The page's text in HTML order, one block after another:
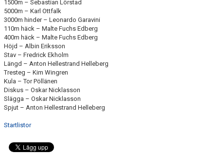
1500m – Sebastian Lörstad
5000m – Karl Ottfalk
3000m hinder – Leonardo Garavini
110m häck – Malte Fuchs Edberg
400m häck – Malte Fuchs Edberg
Höjd – Albin Eriksson
Stav – Fredrick Ekholm
Längd – Anton Hellestrand Helleberg
Tresteg – Kim Wingren
Kula – Tor Pöllänen
Diskus – Oskar Nicklasson
Slägga – Oskar Nicklasson
Spjut – Anton Hellestrand Helleberg
Startlistor